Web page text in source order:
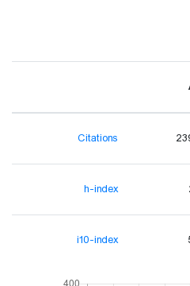
Citations
h-index
i10-index